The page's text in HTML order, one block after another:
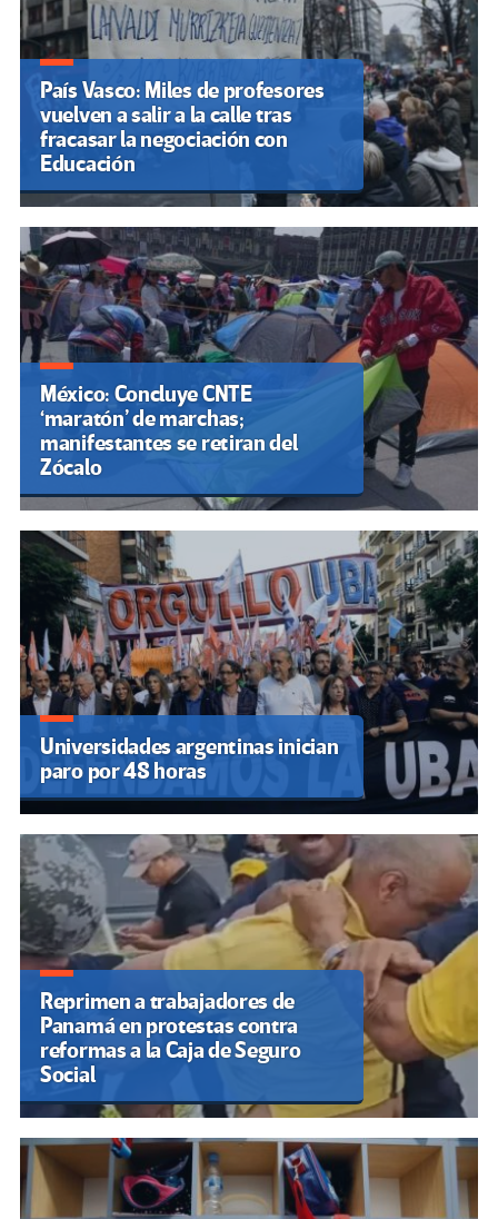
País Vasco: Miles de profesores
vuelven a salir a la calle tras
fracasar la negociación con
Educación
México: Concluye CNTE
‘maratón’ de marchas;
manifestantes se retiran del
Zócalo
Universidades argentinas inician
paro por 48 horas
Reprimen a trabajadores de
Panamá en protestas contra
reformas a la Caja de Seguro
Social